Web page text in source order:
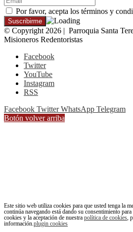
Por favor, acepta los términos y
© Copyright 2026 | Parroquia Santa
Misioneros Redentoristas
Facebook
Twitter
YouTube
Instagram
RSS
Facebook Twitter WhatsApp Telegram
Botón volver arriba
Este sitio web utiliza cookies para que usted tenga la
continúa navegando está dando su consentimiento
cookies y la aceptación de nuestra política de cookies,
información.plugin cookies